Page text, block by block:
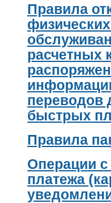
Правила
расчетных
переводов
быстрых
Правила
Операции с
платежа